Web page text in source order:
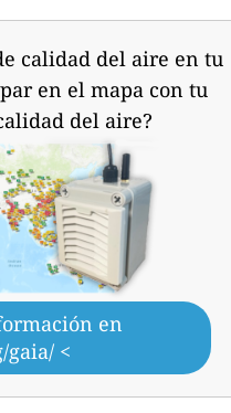
calidad del aire en tu
en el mapa con tu
del aire?
en
gaia/ <